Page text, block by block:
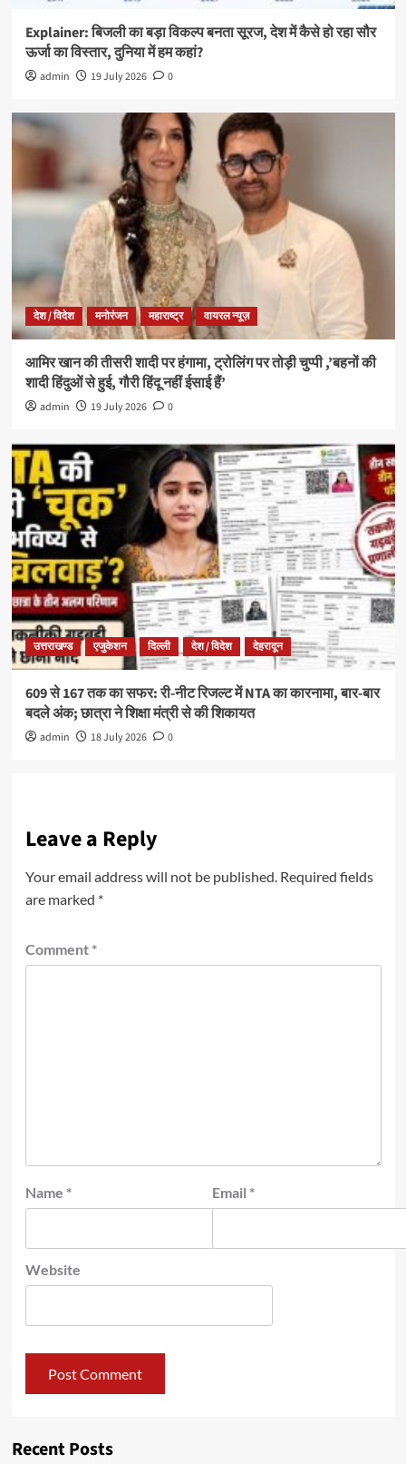
Explainer: बिजली का बड़ा विकल्प बनता सूरज, देश में कैसे हो रहा सौर
ऊर्जा का विस्तार, दुनिया में हम कहां?
admin 19 July 2026 0
देश / विदेश मनोरंजन महाराष्ट्र वायरल न्यूज़
आमिर खान की तीसरी शादी पर हंगामा, ट्रोलिंग पर तोड़ी चुप्पी ,’बहनों की
शादी हिंदुओं से हुई, गौरी हिंदू नहीं ईसाई हैं’
admin 19 July 2026 0
उत्तराखण्ड एजुकेशन दिल्ली देश / विदेश देहरादून
609 से 167 तक का सफर: री-नीट रिजल्ट में NTA का कारनामा, बार-बार
बदले अंक; छात्रा ने शिक्षा मंत्री से की शिकायत
admin 18 July 2026 0
Leave a Reply
Your email address will not be published. Required fields
are marked *
Comment *
Name * Email *
Website
Recent Posts